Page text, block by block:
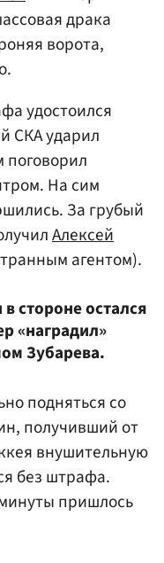
драка
ворота,
удостоился
СКА ударил
поговорил
На сим
За грубый
Алексей
агентом).
стороне остался
«наградил»
Зубарева.
подняться со
получивший от
внушительную
без штрафа.
пришлось